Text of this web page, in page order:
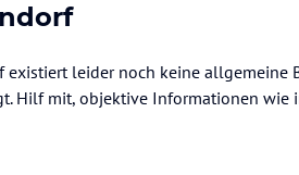
leider noch keine allgemeine
Hilf mit, objektive Informationen wie